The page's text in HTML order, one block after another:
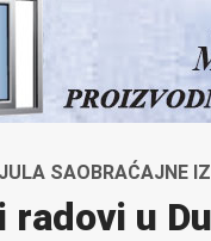
SAOBRAĆAJNE
radovi u